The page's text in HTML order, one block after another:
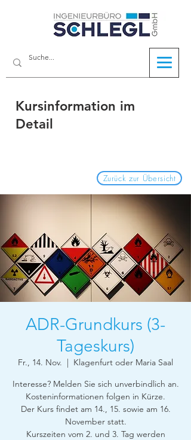
Kursinformation im
Detail
Zurück zur Übersicht
ADR-Grundkurs (3-
Tageskurs)
Fr., 14. Nov.
  |
Klagenfurt oder Maria Saal
Interesse? Melden Sie sich unverbindlich an.
Kosteninformationen folgen in Kürze.
Der Kurs findet am 14., 15. sowie am 16.
November statt.
Kurszeiten vom 2. und 3. Tag werden